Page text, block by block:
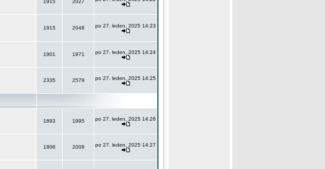
1915 2027
1915 2048 po 27. leden, 2025 14:23
1901 1971 po 27. leden, 2025 14:24
2335 2579 po 27. leden, 2025 14:25
1893 1995 po 27. leden, 2025 14:26
1806 2008 po 27. leden, 2025 14:27